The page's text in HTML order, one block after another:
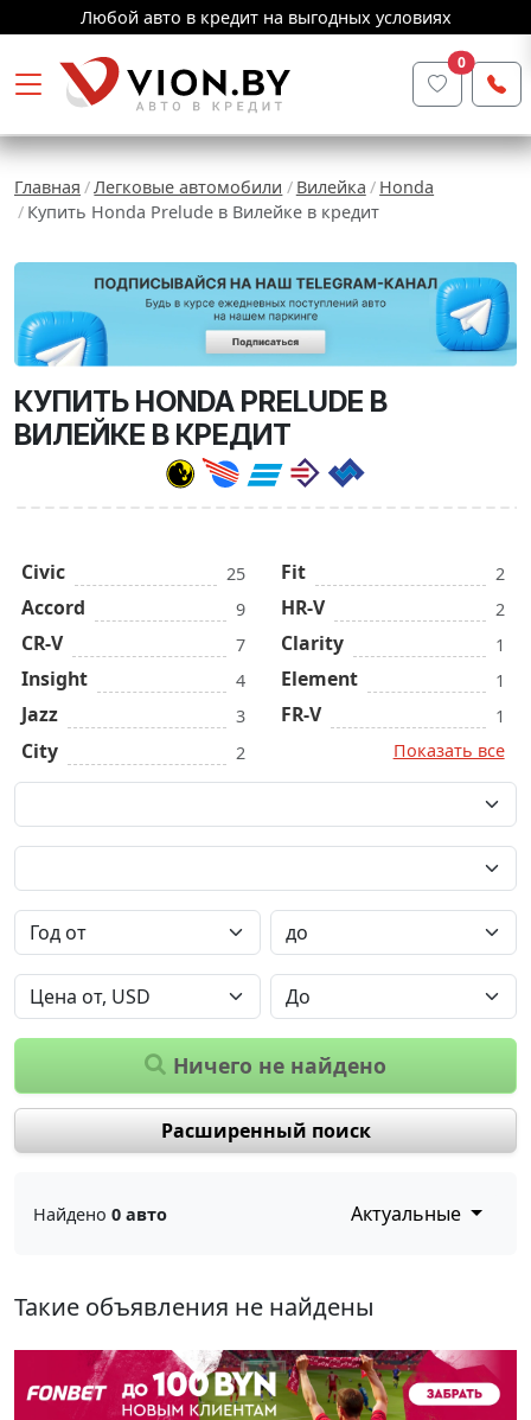
Любой авто в кредит на выгодных условиях
0
Главная Легковые автомобили Вилейка
Honda
Купить Honda Prelude в Вилейке в кредит
КУПИТЬ HONDA PRELUDE В
ВИЛЕЙКЕ В КРЕДИТ
Civic 25
Accord 9
CR-V 7
Insight 4
Jazz 3
City 2
Fit 2
HR-V 2
Clarity 1
Element 1
FR-V
1
Показать все
Ничего не найдено
Расширенный поиск
Найдено 0 авто Актуальные
Такие объявления не найдены